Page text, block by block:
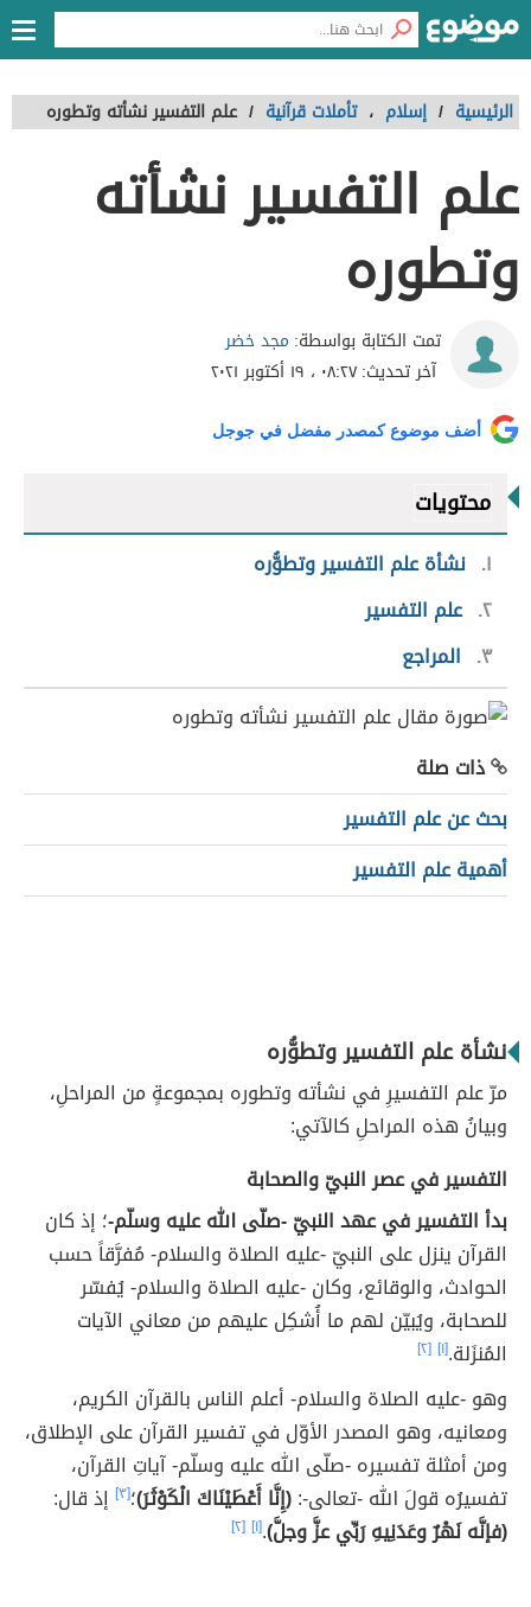
الرئيسية / إسلام ، تأملات قرآنية / علم التفسير نشأته وتطوره
علم التفسير نشأته
وتطوره
تمت الكتابة بواسطة: مجد خضر
آخر تحديث:٠٨:٢٧ ، ١٩ أكتوبر ٢٠٢١
أضف موضوع كمصدر مفضل في جوجل
محتويات
١ نشأة علم التفسير وتطوُّره
٢ علم التفسير
٣
المراجع
ذات صلة
بحث عن علم التفسير
أهمية علم التفسير
نشأة علم التفسير وتطوُّره
مرّ علم التفسيرِ في نشأته وتطوره بمجموعةٍ من المراحلِ،
وبيانُ هذه المراحلِ كالآتي:
التفسير في عصر النبيّ والصحابة
بدأ التفسير في عهد النبيّ -صلّى الله عليه وسلّم-؛ إذ كان
القرآن ينزل على النبيّ -عليه الصلاة والسلام- مُفرَّقاً حسب
الحوادث، والوقائع، وكان -عليه الصلاة والسلام- يُفسّر
للصحابة، ويُبيّن لهم ما أُشكِل عليهم من معاني الآيات
المُنزَلة.[١] [٢]
وهو -عليه الصلاة والسلام- أعلم الناس بالقرآن الكريم،
ومعانيه، وهو المصدر الأوّل في تفسير القرآن على الإطلاق،
ومن أمثلة تفسيره -صلّى الله عليه وسلّم- آياتِ القرآن،
تفسيرُه قولَ الله -تعالى-:(إِنَّا أَعْطَيْنَاكَ الْكَوْثَرَ)؛[٣]
إذ قال:
(فإنَّه نَهْرٌ وعَدَنِيهِ رَبِّي عزَّ وجلَّ).[١] [٢]